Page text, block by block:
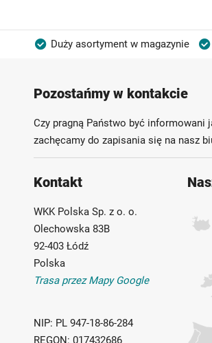
Duży asortyment w magazynie
Pozostańmy w kontakcie
Czy pragną Państwo być
zachęcamy do zapisania się na nasz
Kontakt
WKK Polska Sp. z o. o.
Olechowska 83B
92-403 Łódź
Polska
Trasa przez Mapy Google
NIP: PL 947-18-86-284
REGON: 017432686